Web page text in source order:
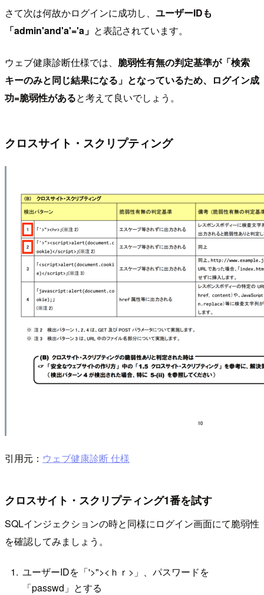
さて次は何故かログインに成功し、 ユーザーIDも
「admin'and'a'='a」 と表記されています。
ウェブ健康診断仕様では、 脆弱性有無の判定基準が「検索
キーのみと同じ結果になる」となっているため、ログイン成
功=脆弱性があると考えて良いでしょう。
クロスサイト・スクリプティング
引用元： ウェブ健康診断 仕様
クロスサイト・スクリプティング1番を試す
SQLインジェクションの時と同様にログイン画面にて脆弱性
を確認してみましょう。
ユーザーIDを「'>"><ｈｒ>」、パスワードを
「passwd」とする